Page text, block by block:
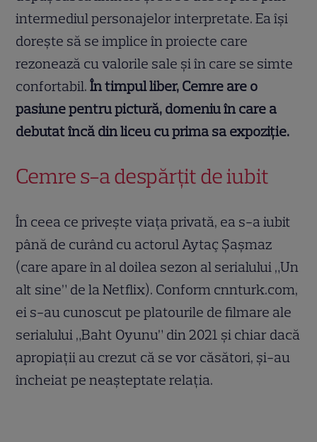
intermediul personajelor interpretate. Ea își
dorește să se implice în proiecte care
rezonează cu valorile sale și în care se simte
confortabil.În timpul liber, Cemre are o
pasiune pentru pictură, domeniu în care a
debutat încă din liceu cu prima sa expoziție.
Cemre s-a despărțit de iubit
În ceea ce privește viața privată, ea s-a iubit
până de curând cu actorul Aytaç Şaşmaz
(care apare în al doilea sezon al serialului „Un
alt sine” de la Netflix). Conform cnnturk.com,
ei s-au cunoscut pe platourile de filmare ale
serialului „Baht Oyunu” din 2021 și chiar dacă
apropiații au crezut că se vor căsători, și-au
încheiat pe neașteptate relația.